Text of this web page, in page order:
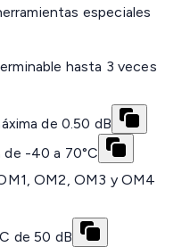
especiales
hasta 3 veces
de 0.50 dB
de -40 a 70°C
OM2, OM3 y OM4
de 50 dB